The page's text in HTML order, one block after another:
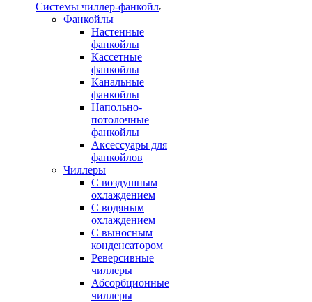
Системы чиллер-фанкойл
Фанкойлы
Настенные
фанкойлы
Кассетные
фанкойлы
Канальные
фанкойлы
Напольно-
потолочные
фанкойлы
Аксессуары для
фанкойлов
Чиллеры
С воздушным
охлаждением
С водяным
охлаждением
С выносным
конденсатором
Реверсивные
чиллеры
Абсорбционные
чиллеры